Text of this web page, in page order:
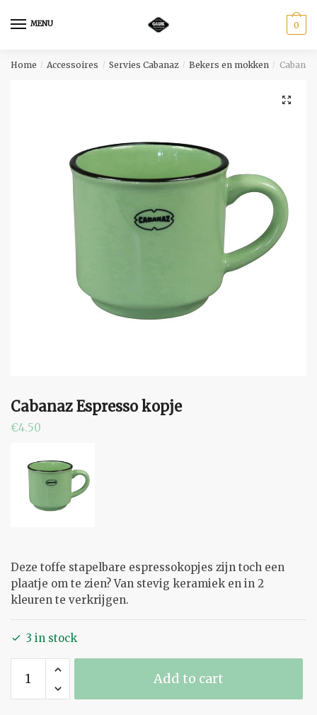
MENU 0
Home / Accessoires / Servies Cabanaz / Bekers en mokken /
Cabanaz Espresso kopje
€4.50
Deze toffe stapelbare espressokopjes zijn toch een
plaatje om te zien? Van stevig keramiek en in 2
kleuren te verkrijgen.
3 in stock
Espresso
kopje
Add to cart